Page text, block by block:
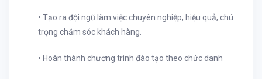
• Tạo ra đội ngũ làm việc chuyên nghiệp, hiệu quả, chú
trọng chăm sóc khách hàng.
• Hoàn thành chương trình đào tạo theo chức danh